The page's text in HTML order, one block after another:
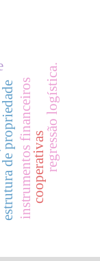
estrutura de propriedadeinstrumentos financeiroscooperativasregressão logística.